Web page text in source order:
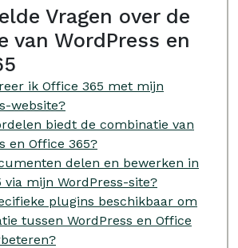
Vragen over de
van WordPress en
ik Office 365 met mijn
website?
biedt de combinatie van
en Office 365?
delen en bewerken in
via mijn WordPress-site?
plugins beschikbaar om
tussen WordPress en Office